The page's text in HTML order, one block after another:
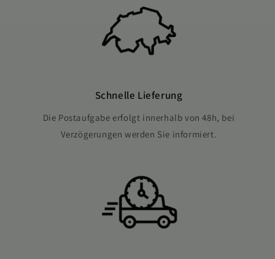
Schnelle Lieferung
Die Postaufgabe erfolgt innerhalb von 48h, bei
Verzögerungen werden Sie informiert.